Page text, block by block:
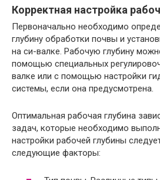
Корректная настройка
Первоначально необходимо
глубину обработки почвы и
на си-валке. Рабочую глубину
помощью специальных
валке или с помощью настройки
системы, если она предусмотрена.
Оптимальная рабочая глубина
задач, которые необходимо
настройки рабочей глубины
следующие факторы: